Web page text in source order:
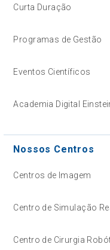
Curta Duração
Programas de Gestão
Eventos Científicos
Academia Digital
Nossos Centros
Centros de Imagem
Centro de Simulação
Centro de Cirurgia